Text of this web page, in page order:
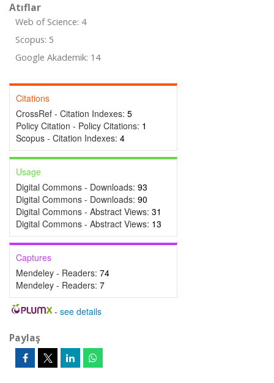
Atıflar
Web of Science: 4
Scopus: 5
Google Akademik: 14
Citations
CrossRef - Citation Indexes: 5
Policy Citation - Policy Citations: 1
Scopus - Citation Indexes: 4
Usage
Digital Commons - Downloads: 93
Digital Commons - Downloads: 90
Digital Commons - Abstract Views: 31
Digital Commons - Abstract Views: 13
Captures
Mendeley - Readers: 74
Mendeley - Readers: 7
- see details
Paylaş